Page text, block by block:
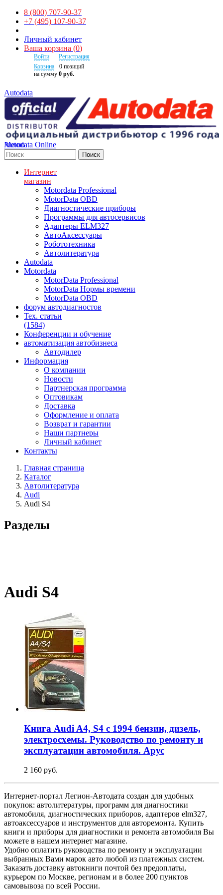
8 (800) 707-90-37
+7 (495) 107-90-37
Личный кабинет
Ваша корзина (0)
Войти
Регистрация
Корзина
0 позиций
на сумму 0 руб.
Autodata
Autodata Online
Меню
Поиск
Интернет
магазин
Motordata Professional
MotorData OBD
Диагностические приборы
Программы для автосервисов
Адаптеры ELM327
АвтоАксессуары
Робототехника
Автолитература
Autodata
Motordata
MotorData Professional
MotorData Нормы времени
MotorData OBD
форум автодиагностов
Тех. статьи
(1584)
Конференции и обучение
автоматизация автобизнеса
Автодилер
Информация
О компании
Новости
Партнерская программа
Оптовикам
Доставка
Оформление и оплата
Возврат и гарантии
Наши партнеры
Личный кабинет
Контакты
Главная страница
Каталог
Автолитература
Audi
Audi S4
Разделы
Audi S4
Книга Audi A4, S4 с 1994 бензин, дизель,
электросхемы. Руководство по ремонту и
эксплуатации автомобиля. Арус
2 160 руб.
Интернет-портал Легион-Автодата создан для удобных
покупок: автолитературы, программ для диагностики
автомобиля, диагностических приборов, адаптеров elm327,
автоаксессуаров и инструментов для авторемонта. Купить
книги и приборы для диагностики и ремонта автомобиля Вы
можете в нашем интернет магазине.
Удобно оплатить руководства по ремонту и эксплуатации
выбранных Вами марок авто любой из платежных систем.
Заказать доставку автокниги почтой без предоплаты,
курьером по Москве, регионам и в более 200 пунктов
самовывоза по всей России.